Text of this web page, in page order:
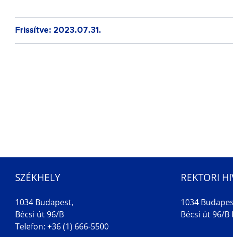
Frissítve: 2023.07.31.
SZÉKHELY
1034 Budapest,
Bécsi út 96/B
Telefon: +36 (1) 666-5500
REKTORI
1034
Bécsi út 96/B